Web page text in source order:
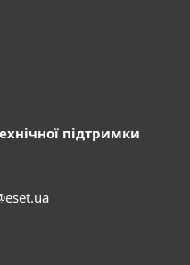
підтримки